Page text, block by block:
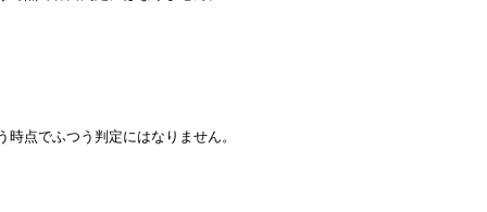
点でふつう判定にはなりません。